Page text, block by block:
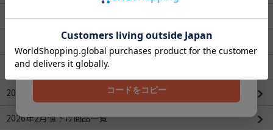
2026年8月3日(月)新商品
ROBOTIMEシリーズ
2026年4月値下げ商品一覧(更新：2026/04/16)
2026年3月値下げ商品一覧
2026年2月値下げ商品一覧
です!! 8月1日～8月31日まで
202608
コードをコピー